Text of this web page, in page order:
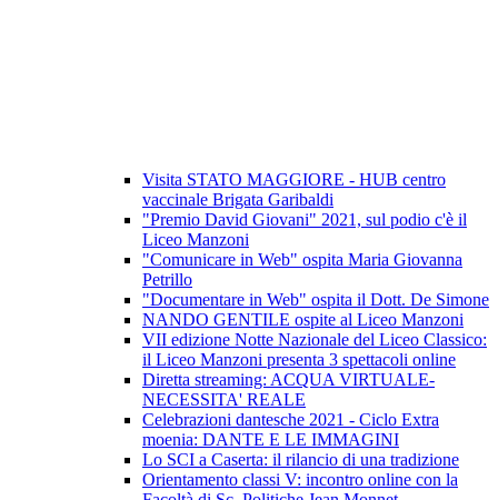
Visita STATO MAGGIORE - HUB centro
vaccinale Brigata Garibaldi
"Premio David Giovani" 2021, sul podio c'è il
Liceo Manzoni
"Comunicare in Web" ospita Maria Giovanna
Petrillo
"Documentare in Web" ospita il Dott. De Simone
NANDO GENTILE ospite al Liceo Manzoni
VII edizione Notte Nazionale del Liceo Classico:
il Liceo Manzoni presenta 3 spettacoli online
Diretta streaming: ACQUA VIRTUALE-
NECESSITA' REALE
Celebrazioni dantesche 2021 - Ciclo Extra
moenia: DANTE E LE IMMAGINI
Lo SCI a Caserta: il rilancio di una tradizione
Orientamento classi V: incontro online con la